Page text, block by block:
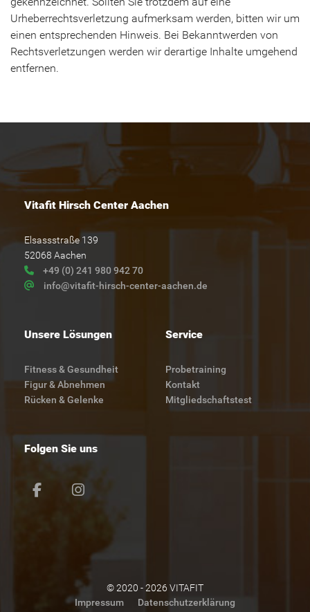
Urheberrechtsverletzung aufmerksam werden, bitten wir um
einen entsprechenden Hinweis. Bei Bekanntwerden von
Rechtsverletzungen werden wir derartige Inhalte umgehend
entfernen.
Vitafit Hirsch Center Aachen
Elsassstraße 139
52068 Aachen
+49 (0) 241 980 942 70
info@vitafit-hirsch-center-aachen.de
Unsere Lösungen
Fitness & Gesundheit
Figur & Abnehmen
Rücken & Gelenke
Service
Probetraining
Kontakt
Mitgliedschaftstest
Folgen Sie uns
© 2020 - 2026 VITAFIT
Impressum
Datenschutzerklärung